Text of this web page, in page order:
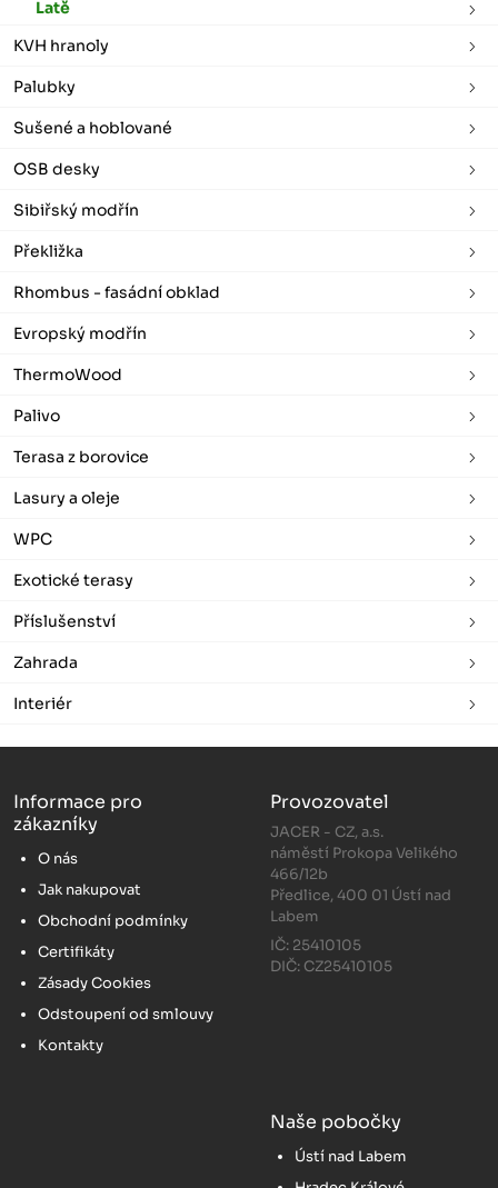
Latě
KVH hranoly
Palubky
Sušené a hoblované
OSB desky
Sibiřský modřín
Překližka
Rhombus - fasádní obklad
Evropský modřín
ThermoWood
Palivo
Terasa z borovice
Lasury a oleje
WPC
Exotické terasy
Příslušenství
Zahrada
Interiér
Informace pro
zákazníky
O nás
Jak nakupovat
Obchodní podmínky
Certifikáty
Zásady Cookies
Odstoupení od smlouvy
Kontakty
Provozovatel
JACER - CZ, a.s.
náměstí Prokopa Velikého
466/12b
Předlice, 400 01 Ústí nad
Labem
IČ: 25410105
DIČ: CZ25410105
Naše pobočky
Ústí nad Labem